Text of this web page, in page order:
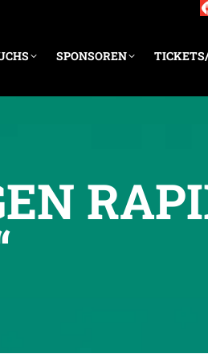
SPONSOREN